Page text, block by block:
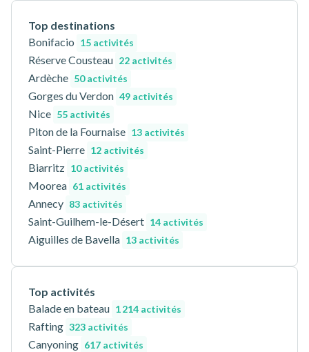
Top destinations
Bonifacio 15 activités
Réserve Cousteau 22 activités
Ardèche 50 activités
Gorges du Verdon 49 activités
Nice 55 activités
Piton de la Fournaise 13 activités
Saint-Pierre 12 activités
Biarritz 10 activités
Moorea 61 activités
Annecy 83 activités
Saint-Guilhem-le-Désert 14 activités
Aiguilles de Bavella 13 activités
Top activités
Balade en bateau 1 214 activités
Rafting 323 activités
Canyoning 617 activités